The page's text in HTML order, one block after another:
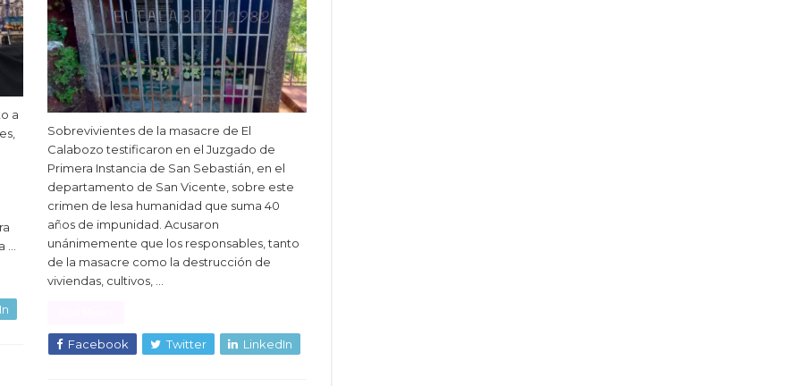
a
Sobrevivientes de la masacre de El
Calabozo testificaron en el Juzgado de
Primera Instancia de San Sebastián, en el
departamento de San Vicente, sobre este
crimen de lesa humanidad que suma 40
años de impunidad. Acusaron
unánimemente que los responsables, tanto
de la masacre como la destrucción de
viviendas, cultivos, …
Facebook Twitter LinkedIn